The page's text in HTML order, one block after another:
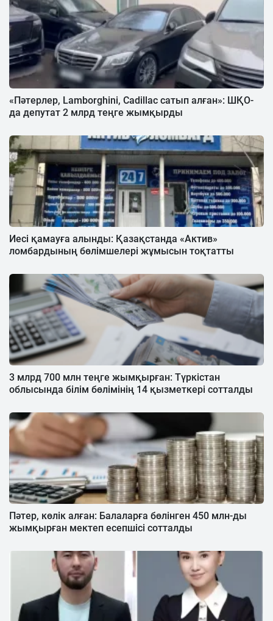
«Пәтерлер, Lamborghini, Cadillac сатып алған»: ШҚО-
да депутат 2 млрд теңге жымқырды
Иесі қамауға алынды: Қазақстанда «Актив»
ломбардының бөлімшелері жұмысын тоқтатты
3 млрд 700 млн теңге жымқырған: Түркістан
облысында білім бөлімінің 14 қызметкері сотталды
Пәтер, көлік алған: Балаларға бөлінген 450 млн-ды
жымқырған мектеп есепшісі сотталды